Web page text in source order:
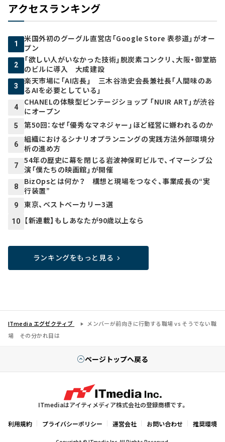
アクセスランキング
1
米国外初のグーグル直営店「Google Store 表参道」がオー
プン
2
「欲しい人がいなかった技術」脱炭素コンクリ、大阪・御堂筋
のビルに導入 大成建設
3
楽天市場に「AI店長」 三木谷浩史会長兼社長「人間味のあ
るAIを必要としている」
4
CHANELの体験型ビンテージショップ 「NUIR ART」が渋谷
にオープン
5 第50回：なぜ「優秀なマネジャー」ほど経営に嫌われるのか
6
組織におけるシナリオプランニングの実践方法――外部環境分
析の進め方
7
54年の歴史に幕を閉じる岩波神保町ビルで、イマーシブ公
演「僕たちの映画館」が開催
8
BizOpsとは何か？ 構想と現場をつなぐ、事業成長の“実
行装置”
9 東京、ベストベーカリー3選
10 【新連載】もしあなたが90歳以上なら
ランキングをもっと見る
ITmedia エグゼクティブ
メンバーが前向きに行動する職場 vs そうでない職
場 その分かれ目は
ページトップへ戻る
ITmediaはアイティメディア株式会社の登録商標です。
利用規約 プライバシーポリシー 運営会社 お問い合わせ 推奨環境